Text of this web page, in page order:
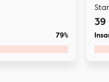
79%